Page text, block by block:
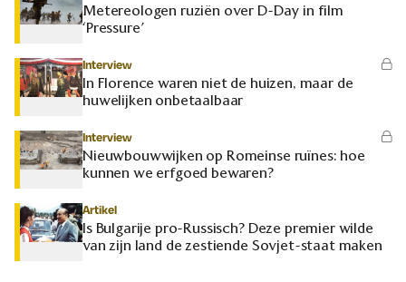
Metereologen ruziën over D-Day in film
‘Pressure’
Interview
In Florence waren niet de huizen, maar de
huwelijken onbetaalbaar
Interview
Nieuwbouwwijken op Romeinse ruïnes: hoe
kunnen we erfgoed bewaren?
Artikel
Is Bulgarije pro-Russisch? Deze premier wilde
van zijn land de zestiende Sovjet-staat maken